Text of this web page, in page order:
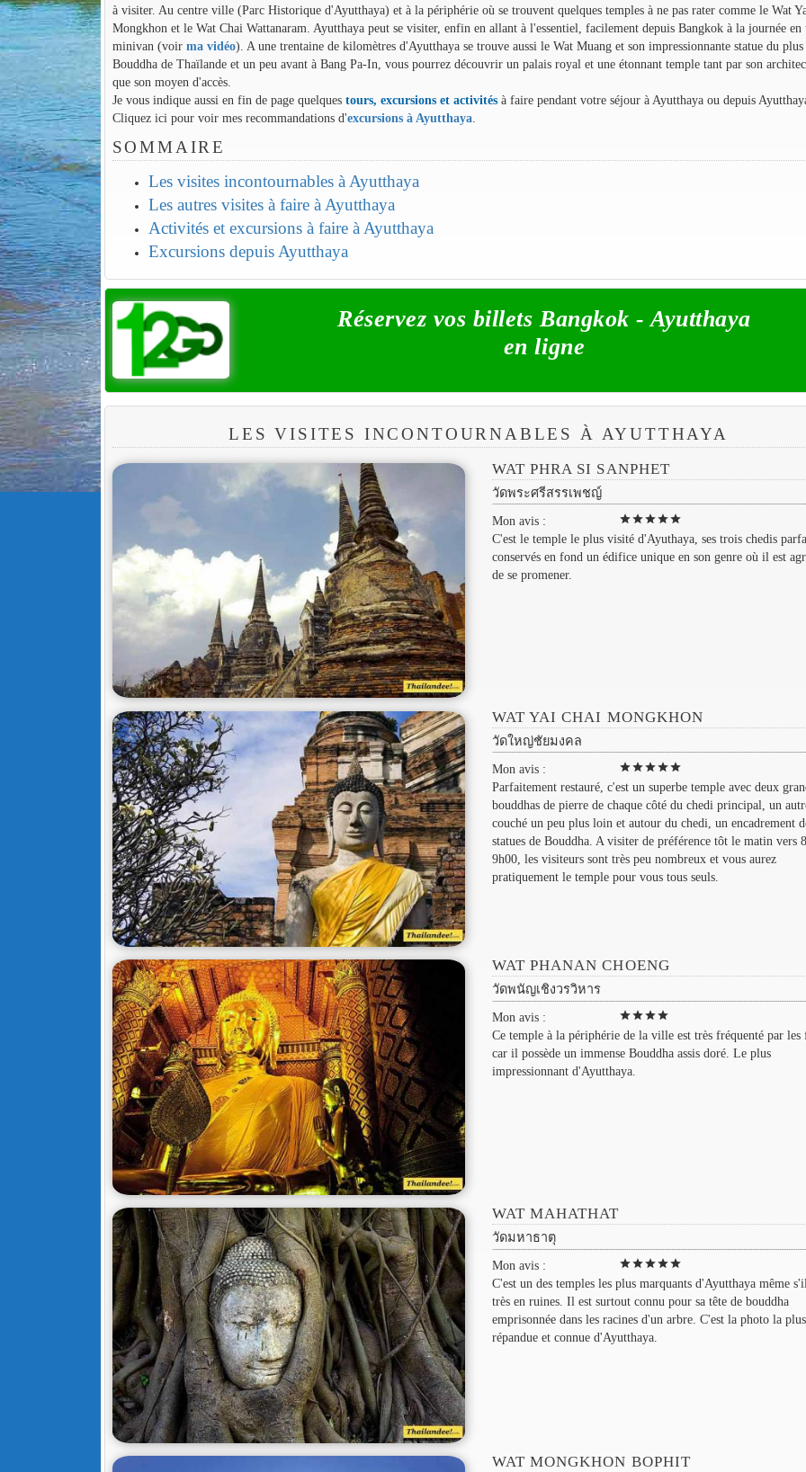
à visiter. Au centre ville (Parc Historique d'Ayutthaya) et à la périphérie où se trouvent quelques temples à ne pas rater comme le Wat
Mongkhon et le Wat Chai Wattanaram. Ayutthaya peut se visiter, enfin en allant à l'essentiel, facilement depuis Bangkok à la journée en
minivan (voir ma vidéo). A une trentaine de kilomètres d'Ayutthaya se trouve aussi le Wat Muang et son impressionnante statue du plus
Bouddha de Thaïlande et un peu avant à Bang Pa-In, vous pourrez découvrir un palais royal et une étonnant temple tant par son
que son moyen d'accès.
Je vous indique aussi en fin de page quelques tours, excursions et activitésà faire pendant votre séjour à Ayutthaya ou depuis
Cliquez ici pour voir mes recommandations d'excursions à Ayutthaya.
SOMMAIRE
Les visites incontournables à Ayutthaya
Les autres visites à faire à Ayutthaya
Activités et excursions à faire à Ayutthaya
Excursions depuis Ayutthaya
Réservez vos billets Bangkok - Ayutthaya
en ligne
LES VISITES INCONTOURNABLES À AYUTTHAYA
WAT PHRA SI SANPHET
วัดพระศรีสรรเพชญ์
Mon avis :
starstarstarstarstar
C'est le temple le plus visité d'Ayuthaya, ses trois chedis
conservés en fond un édifice unique en son genre où il est
de se promener.
WAT YAI CHAI MONGKHON
วัดใหญ่ชัยมงคล
Mon avis :
starstarstarstarstar
Parfaitement restauré, c'est un superbe temple avec deux
bouddhas de pierre de chaque côté du chedi principal, un
couché un peu plus loin et autour du chedi, un encadrement
statues de Bouddha. A visiter de préférence tôt le matin vers
9h00, les visiteurs sont très peu nombreux et vous aurez
pratiquement le temple pour vous tous seuls.
WAT PHANAN CHOENG
วัดพนัญเชิงวรวิหาร
Mon avis :
starstarstarstar
Ce temple à la périphérie de la ville est très fréquenté par les
car il possède un immense Bouddha assis doré. Le plus
impressionnant d'Ayutthaya.
WAT MAHATHAT
วัดมหาธาตุ
Mon avis :
starstarstarstarstar
C'est un des temples les plus marquants d'Ayutthaya même
très en ruines. Il est surtout connu pour sa tête de bouddha
emprisonnée dans les racines d'un arbre. C'est la photo la plus
répandue et connue d'Ayutthaya.
WAT MONGKHON BOPHIT